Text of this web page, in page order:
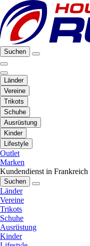
Suchen
Länder
Vereine
Trikots
Schuhe
Ausrüstung
Kinder
Lifestyle
Outlet
Marken
Kundendienst in Frankreich
Suchen
Länder
Vereine
Trikots
Schuhe
Ausrüstung
Kinder